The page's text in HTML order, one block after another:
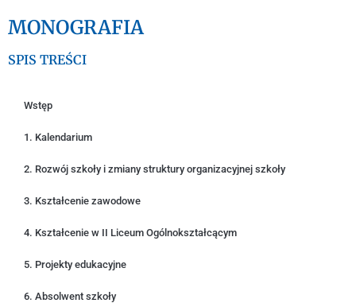
MONOGRAFIA
SPIS TREŚCI
Wstęp
1. Kalendarium
2. Rozwój szkoły i zmiany struktury organizacyjnej szkoły
3. Kształcenie zawodowe
4. Kształcenie w II Liceum Ogólnokształcącym
5. Projekty edukacyjne
6. Absolwent szkoły